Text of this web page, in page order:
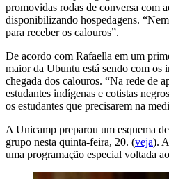
promovidas rodas de conversa com
disponibilizando hospedagens.
para receber os calouros”.
De acordo com Rafaella em um
maior da Ubuntu está sendo com os
chegada dos calouros. “Na rede de
estudantes indígenas e cotistas
os estudantes que precisarem na
A Unicamp preparou um esquema
grupo nesta quinta-feira, 20. (veja). A
uma programação especial voltada